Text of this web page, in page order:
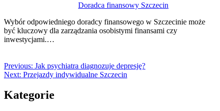
Doradca finansowy Szczecin
Wybór odpowiedniego doradcy finansowego w Szczecinie może
być kluczowy dla zarządzania osobistymi finansami czy
inwestycjami.…
Previous: Jak psychiatra diagnozuje depresję?
Next: Przejazdy indywidualne Szczecin
Kategorie